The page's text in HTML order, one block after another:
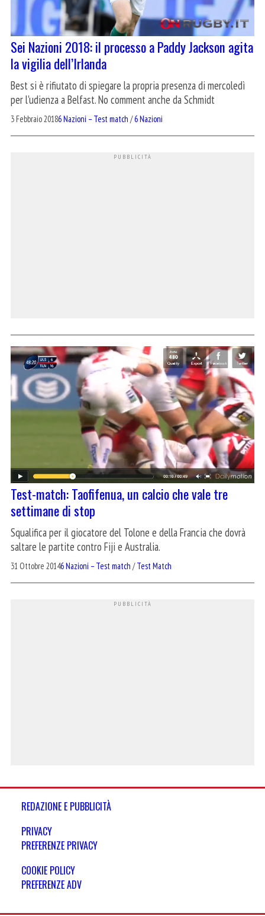
Sei Nazioni 2018: il processo a Paddy Jackson agita
la vigilia dell’Irlanda
Best si è rifiutato di spiegare la propria presenza di mercoledì
per l'udienza a Belfast. No comment anche da Schmidt
3 Febbraio 20186 Nazioni – Test match /6 Nazioni
Test-match: Taofifenua, un calcio che vale tre
settimane di stop
Squalifica per il giocatore del Tolone e della Francia che dovrà
saltare le partite contro Fiji e Australia.
31 Ottobre 20146 Nazioni – Test match /Test Match
REDAZIONE E PUBBLICITÀ
PRIVACY
PREFERENZE PRIVACY
COOKIE POLICY
PREFERENZE ADV